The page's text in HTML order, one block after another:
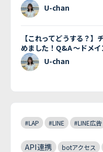
U-chan
【これってどうする？
めました！Q&A 〜ドメ
U-chan
#LAP #LINE #LINE広告
API連携 botアクセス